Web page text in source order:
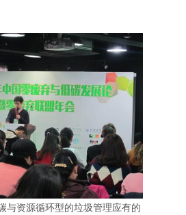
与资源循环型的垃圾管理应有的